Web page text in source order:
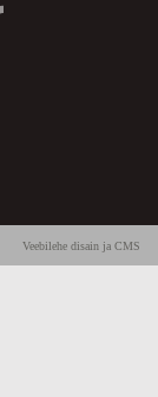
Veebilehe disain ja CMS